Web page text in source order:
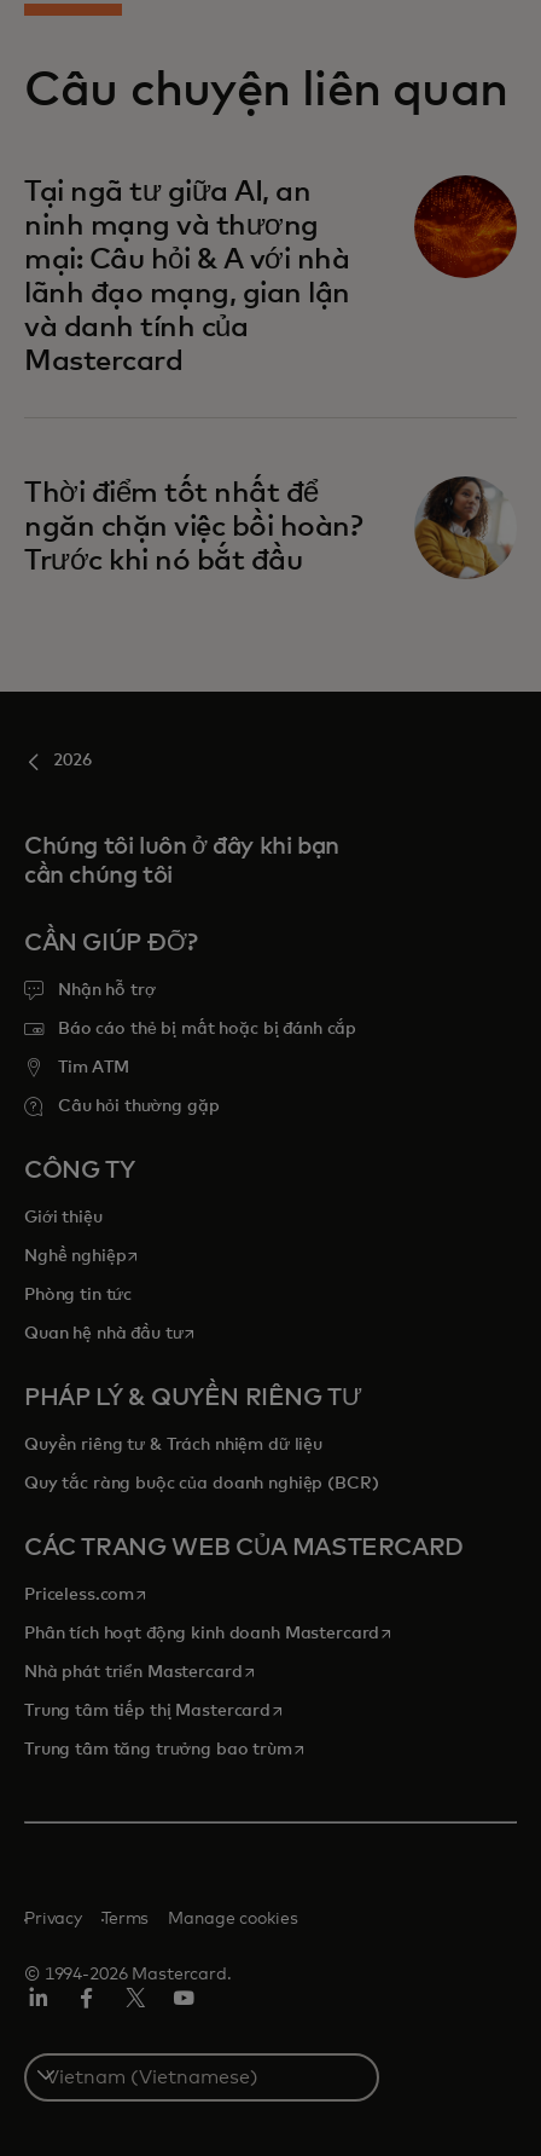
Câu chuyện liên quan
Tại ngã tư giữa AI, an
ninh mạng và thương
mại: Câu hỏi & A với nhà
lãnh đạo mạng, gian lận
và danh tính của
Mastercard
Thời điểm tốt nhất để
ngăn chặn việc bồi hoàn?
Trước khi nó bắt đầu
2026
Chúng tôi luôn ở đây khi bạn
cần chúng tôi
CẦN GIÚP ĐỠ?
Nhận hỗ trợ
Báo cáo thẻ bị mất hoặc bị đánh cắp
Tim ATM
Câu hỏi thường gặp
CÔNG TY
Giới thiệu
Nghề nghiệpopens in a new tab
Phòng tin tức
Quan hệ nhà đầu tưopens in a new tab
PHÁP LÝ & QUYỀN RIÊNG TƯ
Quyền riêng tư & Trách nhiệm dữ liệu
Quy tắc ràng buộc của doanh nghiệp (BCR)
CÁC TRANG WEB CỦA MASTERCARD
Priceless.com opens in a new tab
Phân tích hoạt động kinh doanh Mastercard opens in a new tab
Nhà phát triển Mastercardopens in a new tab
Trung tâm tiếp thị Mastercardopens in a new tab
Trung tâm tăng trưởng bao trùmopens in a new tab
© 1994-2026 Mastercard.
Privacy Terms Manage cookies
Select
a
country